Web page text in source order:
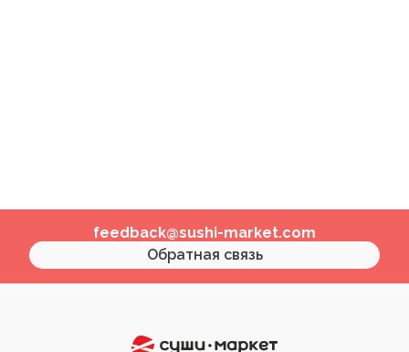
feedback@sushi-market.com
Обратная связь